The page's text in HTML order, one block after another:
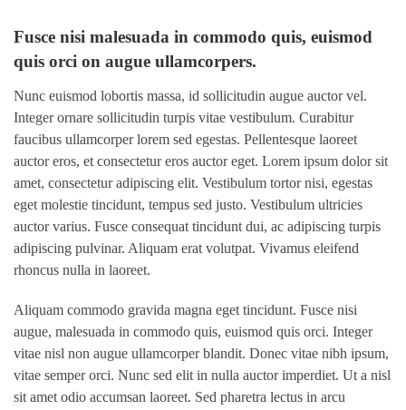
Fusce nisi malesuada in commodo quis, euismod
quis orci on augue ullamcorpers.
Nunc euismod lobortis massa, id sollicitudin augue auctor vel.
Integer ornare sollicitudin turpis vitae vestibulum. Curabitur
faucibus ullamcorper lorem sed egestas. Pellentesque laoreet
auctor eros, et consectetur eros auctor eget. Lorem ipsum dolor sit
amet, consectetur adipiscing elit. Vestibulum tortor nisi, egestas
eget molestie tincidunt, tempus sed justo. Vestibulum ultricies
auctor varius. Fusce consequat tincidunt dui, ac adipiscing turpis
adipiscing pulvinar. Aliquam erat volutpat. Vivamus eleifend
rhoncus nulla in laoreet.
Aliquam commodo gravida magna eget tincidunt. Fusce nisi
augue, malesuada in commodo quis, euismod quis orci. Integer
vitae nisl non augue ullamcorper blandit. Donec vitae nibh ipsum,
vitae semper orci. Nunc sed elit in nulla auctor imperdiet. Ut a nisl
sit amet odio accumsan laoreet. Sed pharetra lectus in arcu